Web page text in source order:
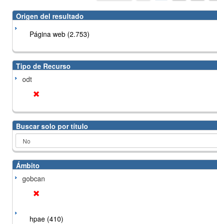
Origen del resultado
Página web (2.753)
Tipo de Recurso
odt
Buscar solo por título
Ámbito
gobcan
hpae (410)